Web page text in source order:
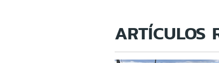
ARTÍCULOS